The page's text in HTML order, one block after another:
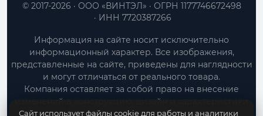
ООО «ВИНТЭЛ»
ОГРН 1177746672498
ИНН 7720387266
© 2017-2026
Информация на сайте носит исключительно
информационный характер. Все изображения,
представленные на сайте, приведены для наглядности
и могут отличаться от реального товара.
Компания оставляет за собой право на внесение
изменений в конструкцию, дизайн и характеристики
товара без предварительного уведомления.
Сайт использует файлы cookie для работы и аналитики